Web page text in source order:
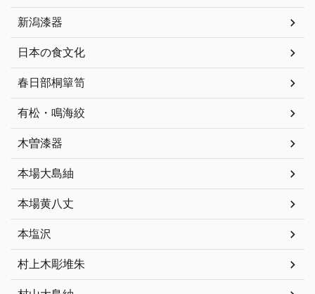
新潟漆器
日本の食文化
春日部桐簞笥
有松・鳴海絞
木曽漆器
本場大島紬
本場黄八丈
本塩沢
村上木彫堆朱